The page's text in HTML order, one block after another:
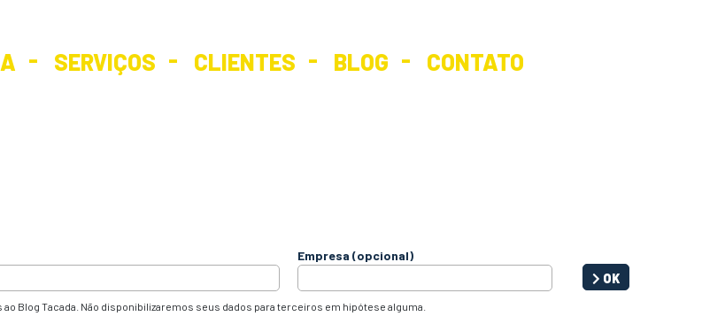
SERVIÇOS CLIENTES BLOG CONTATO
Empresa (opcional)
Blog Tacada. Não disponibilizaremos seus dados para terceiros em hipótese alguma.
OK